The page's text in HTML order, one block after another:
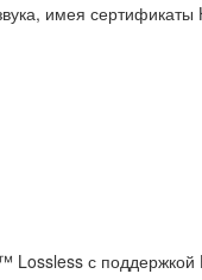
имея
с